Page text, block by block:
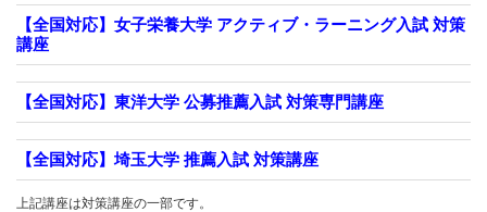
【全国対応】女子栄養大学 アクティブ・ラーニング入試 対策
講座
【全国対応】東洋大学 公募推薦入試 対策専門講座
【全国対応】埼玉大学 推薦入試 対策講座
上記講座は対策講座の一部です。